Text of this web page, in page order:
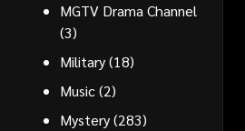
MGTV Drama Channel
(3)
Military(18)
Music(2)
Mystery(283)